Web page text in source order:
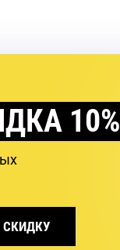
10%
СКИДКУ